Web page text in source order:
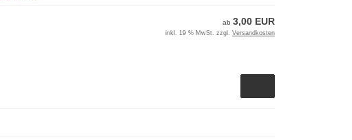
ab 3,00 EUR
inkl. 19 % MwSt. zzgl. Versandkosten